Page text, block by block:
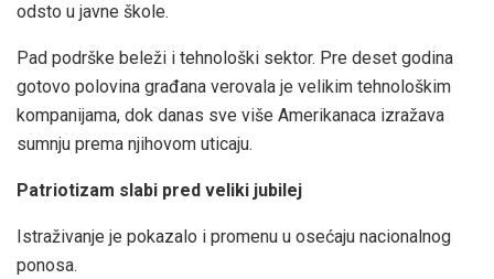
odsto u javne škole.
Pad podrške beleži i tehnološki sektor. Pre deset godina
gotovo polovina građana verovala je velikim tehnološkim
kompanijama, dok danas sve više Amerikanaca izražava
sumnju prema njihovom uticaju.
Patriotizam slabi pred veliki jubilej
Istraživanje je pokazalo i promenu u osećaju nacionalnog
ponosa.